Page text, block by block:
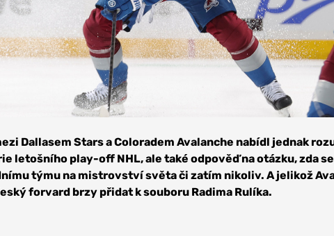
Dallasem Stars a Coloradem Avalanche nabídl jednak
letošního play-off NHL, ale také odpověď na otázku, zda
týmu na mistrovství světa či zatím nikoliv. A jelikož
forvard brzy přidat k souboru Radima Rulíka.